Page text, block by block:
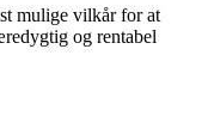
mulige vilkår for at
og rentabel